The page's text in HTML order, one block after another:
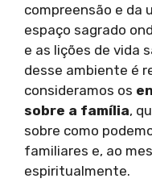
compreensão e da
espaço sagrado
e as lições de vida
desse ambiente é
consideramos os
sobre a família,
sobre como
familiares e, ao
espiritualmente.